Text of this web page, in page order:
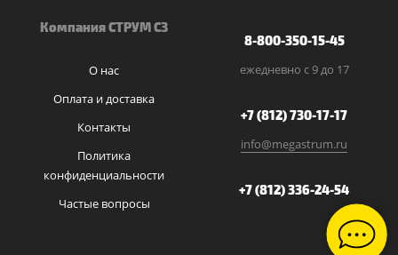
Компания СТРУМ СЗ
О нас
Оплата и доставка
Контакты
Политика
конфиденциальности
Частые вопросы
8-800-350-15-45
ежедневно с 9 до 17
+7 (812) 730-17-17
info@megastrum.ru
+7 (812) 336-24-54